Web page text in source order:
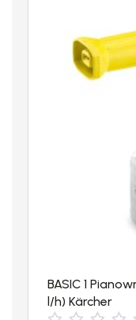
BASIC 1
l/h) Kärcher